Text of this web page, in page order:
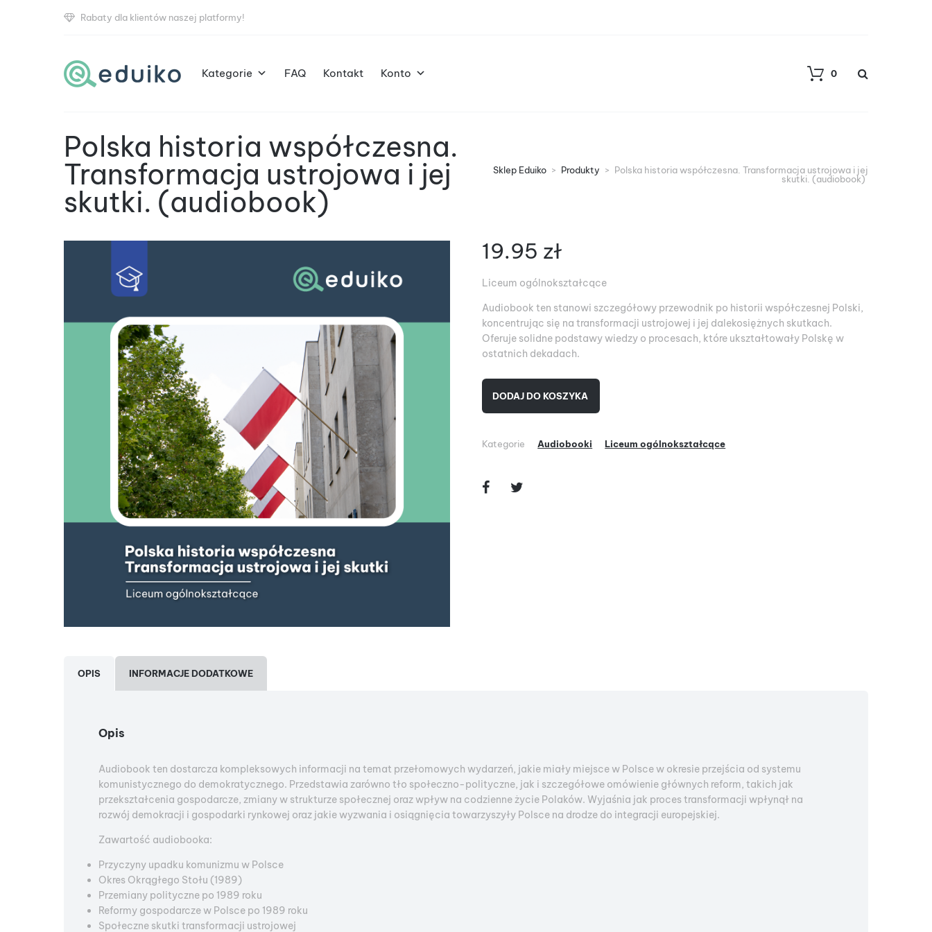
Rabaty dla klientów naszej platformy!
Kategorie FAQ Kontakt Konto 0
Polska historia współczesna.
Transformacja ustrojowa i jej
skutki. (audiobook)
Sklep Eduiko > Produkty > Polska historia współczesna. Transformacja ustrojowa i jej
skutki. (audiobook)
19.95 zł
Liceum ogólnokształcące
Audiobook ten stanowi szczegółowy przewodnik po historii współczesnej Polski,
koncentrując się na transformacji ustrojowej i jej dalekosiężnych skutkach.
Oferuje solidne podstawy wiedzy o procesach, które ukształtowały Polskę w
ostatnich dekadach.
DODAJ DO KOSZYKA
Kategorie Audiobooki Liceum ogólnokształcące
OPIS INFORMACJE DODATKOWE
Opis
Audiobook ten dostarcza kompleksowych informacji na temat przełomowych wydarzeń, jakie miały miejsce w Polsce w okresie przejścia od systemu
komunistycznego do demokratycznego. Przedstawia zarówno tło społeczno-polityczne, jak i szczegółowe omówienie głównych reform, takich jak
przekształcenia gospodarcze, zmiany w strukturze społecznej oraz wpływ na codzienne życie Polaków. Wyjaśnia jak proces transformacji wpłynął na
rozwój demokracji i gospodarki rynkowej oraz jakie wyzwania i osiągnięcia towarzyszyły Polsce na drodze do integracji europejskiej.
Zawartość audiobooka:
Przyczyny upadku komunizmu w Polsce
Okres Okrągłego Stołu (1989)
Przemiany polityczne po 1989 roku
Reformy gospodarcze w Polsce po 1989 roku
Społeczne skutki transformacji ustrojowej